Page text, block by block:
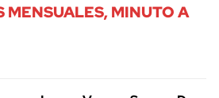
MENSUALES, MINUTO A